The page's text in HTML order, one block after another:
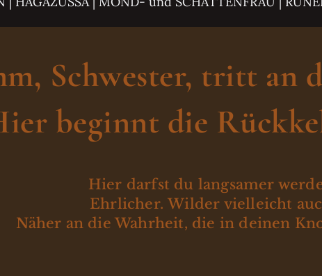
Schwester, tritt an
beginnt die
Hier darfst du langsamer
Ehrlicher. Wilder vielleicht
Näher an die Wahrheit, die in deinen